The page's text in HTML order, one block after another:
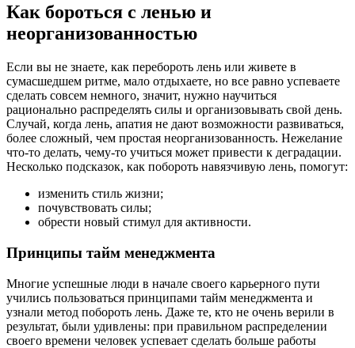
Как бороться с ленью и
неорганизованностью
Если вы не знаете, как перебороть лень или живете в
сумасшедшем ритме, мало отдыхаете, но все равно успеваете
сделать совсем немного, значит, нужно научиться
рационально распределять силы и организовывать свой день.
Случай, когда лень, апатия не дают возможности развиваться,
более сложный, чем простая неорганизованность. Нежелание
что-то делать, чему-то учиться может привести к деградации.
Несколько подсказок, как побороть навязчивую лень, помогут:
изменить стиль жизни;
почувствовать силы;
обрести новый стимул для активности.
Принципы тайм менеджмента
Многие успешные люди в начале своего карьерного пути
учились пользоваться принципами тайм менеджмента и
узнали метод побороть лень. Даже те, кто не очень верили в
результат, были удивлены: при правильном распределении
своего времени человек успевает сделать больше работы